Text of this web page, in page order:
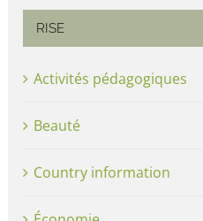
RISE
Activités pédagogiques
Beauté
Country information